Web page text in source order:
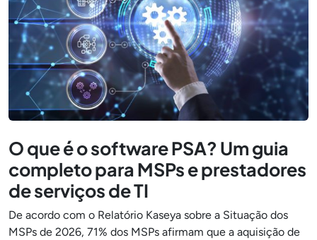
O que é o software PSA? Um guia
completo para MSPs e prestadores
de serviços de TI
De acordo com o Relatório Kaseya sobre a Situação dos
MSPs de 2026, 71% dos MSPs afirmam que a aquisição de